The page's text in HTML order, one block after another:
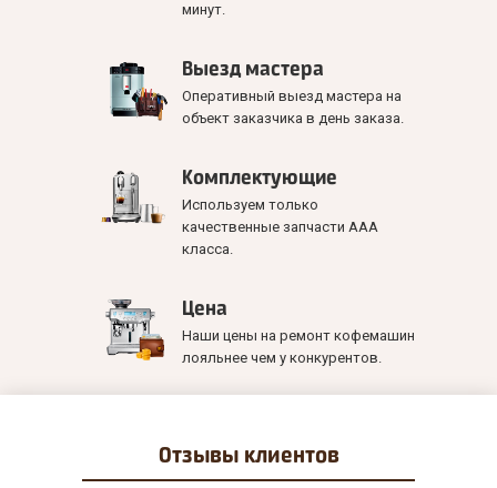
минут.
Выезд мастера
Оперативный выезд мастера на
объект заказчика в день заказа.
Комплектующие
Используем только
качественные запчасти ААА
класса.
Цена
Наши цены на ремонт кофемашин
лояльнее чем у конкурентов.
Отзывы клиентов